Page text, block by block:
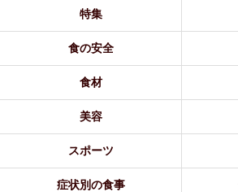
特集
食の安全
食材
美容
スポーツ
症状別の食事